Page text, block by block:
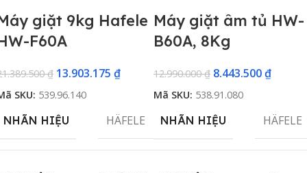
giặt 9kg Hafele
F60A
₫ 13.903.175 ₫
SKU: 539.96.140
NHÃN HIỆU HÄFELE
Máy giặt âm tủ HW-
B60A, 8Kg
12.990.000₫ 8.443.500₫
Mã SKU: 538.91.080
NHÃN HIỆU HÄFELE